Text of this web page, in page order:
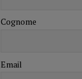
Cognome
Email